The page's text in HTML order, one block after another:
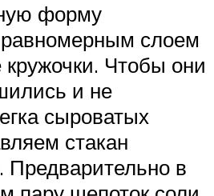
форму
слоем
Чтобы они
и не
сыроватых
стакан
в